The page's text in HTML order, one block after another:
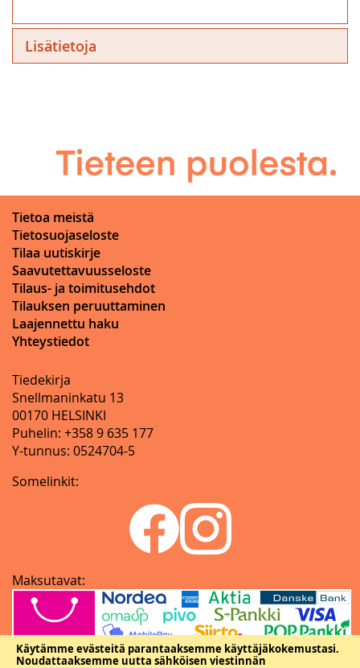
Käytämme evästeitä parantaaksemme käyttäjäkokemustasi.
Noudattaaksemme uutta sähköisen viestinnän
Lisätietoja
Tietoa meistä
Tietosuojaseloste
Tilaa uutiskirje
Saavutettavuusseloste
Tilaus- ja toimitusehdot
Tilauksen peruuttaminen
Laajennettu haku
Yhteystiedot
Tiedekirja
Snellmaninkatu 13
00170 HELSINKI
Puhelin: +358 9 635 177
Y-tunnus: 0524704-5
Somelinkit:
Maksutavat: